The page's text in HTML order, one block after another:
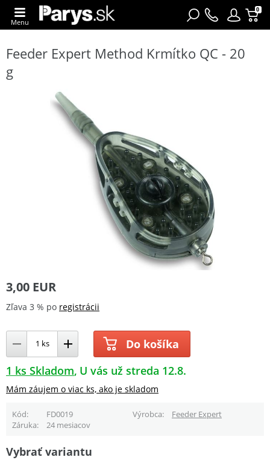
0
Menu
Feeder Expert Method Krmítko QC - 20
g
3,00 EUR
Zľava 3 % po registrácii
Do košíka
1 ks Skladom U vás už streda 12.8.
Mám záujem o viac ks, ako je skladom
Kód FD0019 Výrobca
Feeder Expert
Záruka
24 mesiacov
Vybrať variantu